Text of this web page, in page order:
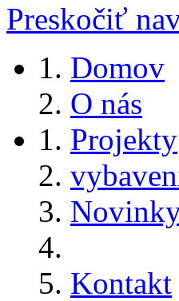
Preskočiť
Domov
O nás
Projekty
Kontakt